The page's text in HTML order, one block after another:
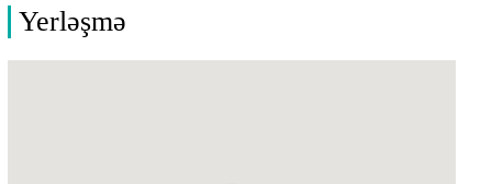
Yerləşmə